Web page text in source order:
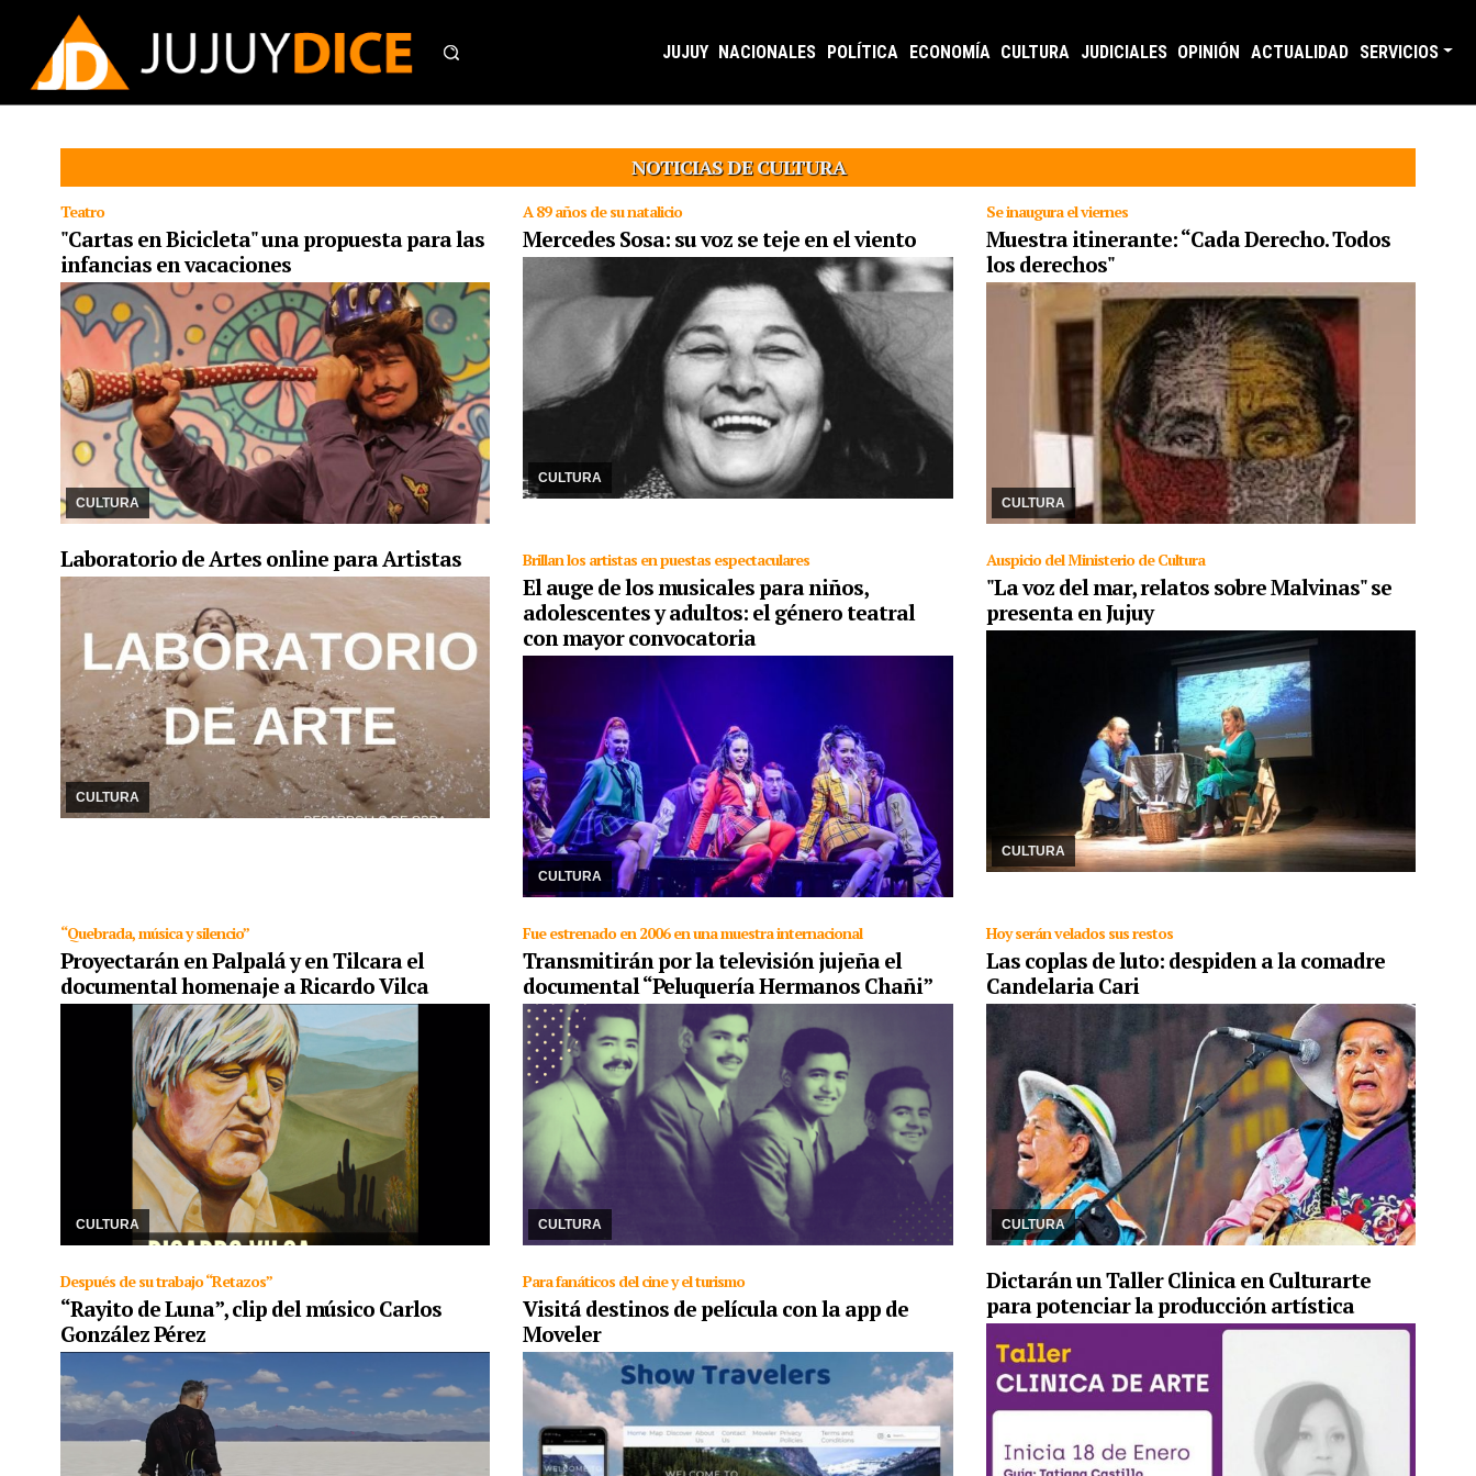
JUJUY NACIONALES POLÍTICA ECONOMÍA CULTURA JUDICIALES OPINIÓN ACTUALIDAD SERVICIOS
NOTICIAS DE CULTURA
Teatro
"Cartas en Bicicleta" una propuesta para las
infancias en vacaciones
CULTURA
12/07/2024 ​​​​​​​El grupo de artistas “Clap Clap “ y la participación
especial de l elenco Sol y Arte” reponen la obra en varios
espacios culturales en la capi ...
A 89 años de su natalicio
Mercedes Sosa: su voz se teje en el viento
CULTURA
La cantora que trascendió fronteras que conmovió al
mundo con su música y represento a la Patria.
Se inaugura el viernes
Muestra itinerante: “Cada Derecho. Todos
los derechos"
CULTURA
12/06/2024
La colección de afiches se inaugura el viernes 14 de
junio a las 19 horas, y luego una mesa panel “De Jujuy a
Córdoba. Circuitos del terrorismo de Es ...
Laboratorio de Artes online para Artistas
CULTURA
15/04/2024 Laboratorio de artes esta destinado a artistas,
productores visuales y se dictara de manera online .y presencial
en la ciudad de salta
Brillan los artistas en puestas espectaculares
El auge de los musicales para niños,
adolescentes y adultos: el género teatral
con mayor convocatoria
CULTURA
06/03/2024 Las adaptaciones de títulos de Broadway o Londres
brillan en la temporada teatral. Matilda, Querido Evan, Heathers,
Come from away, Shrek, Piaf, Drác ...
Auspicio del Ministerio de Cultura
"La voz del mar, relatos sobre Malvinas" se
presenta en Jujuy
CULTURA
Relatos para reparar la memoria a través de
narraciones que cuentan las historias de la guerra donde hay 15
jujeños que dejaron la vida en Malvinas
“Quebrada, música y silencio”
Proyectarán en Palpalá y en Tilcara el
documental homenaje a Ricardo Vilca
CULTURA
07/06/2023 A las 17 desde el jueves y hasta el domingo, el Cine
Teatro Altos Hornos Zapla de la ciudad siderúrgica pasará la
película, además de contar con la p ...
Fue estrenado en 2006 en una muestra internacional
Transmitirán por la televisión jujeña el
documental “Peluquería Hermanos Chañi”
CULTURA
30/05/2023
La pieza audiovisual es parte del ciclo “la vida es
corta” que produce Wayruro. Allí se recupera el trabajo solidario
de peluqueros y artistas de la ...
Hoy serán velados sus restos
Las coplas de luto: despiden a la comadre
Candelaria Cari
CULTURA
24/04/2023 Junto a Ernestina, conformaron las Hermanas Cari,
dúo que recorrió escenarios en Europa dando a conocer la cultura
humahuaqueña. El municipio declaró ...
Después de su trabajo “Retazos”
“Rayito de Luna”, clip del músico Carlos
González Pérez
Para fanáticos del cine y el turismo
Visitá destinos de película con la app de
Moveler
Dictarán un Taller Clinica en Culturarte
para potenciar la producción artística